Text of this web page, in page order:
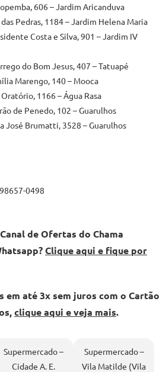
606 – Jardim Aricanduva
Pedras, 1184 – Jardim Helena Maria
Costa e Silva, 901 – Jardim IV
do Bom Jesus, 407 – Tatuapé
Marengo, 140 – Mooca
1166 – Água Rasa
de Penedo, 102 – Guarulhos
José Brumatti, 3528 – Guarulhos
0498
de Ofertas do Chama
Clique aqui e fique por
em até 3x sem juros com o Cartão
clique aqui e veja mais.
Supermercado –
Cidade A. E.
Supermercado –
Vila Matilde (Vila